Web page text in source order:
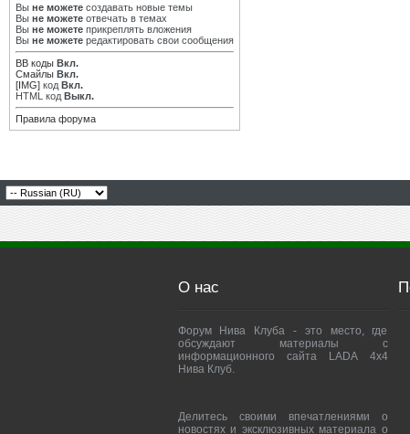
Вы не можете создавать новые темы
Вы не можете отвечать в темах
Вы не можете прикреплять вложения
Вы не можете редактировать свои сообщения
BB коды Вкл.
Смайлы Вкл.
[IMG] код Вкл.
HTML код Выкл.
Правила форума
О нас
Форум Нива Клуба - это место, где
обсуждают материалы с
информационного сайта LADA 4x4
Нива Клуб.
Делитесь своими впечатлениями о
новостях и эксклюзивных материала о